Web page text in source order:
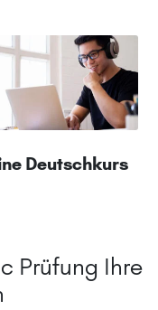
Deutschkurs
Prüfung Ihre